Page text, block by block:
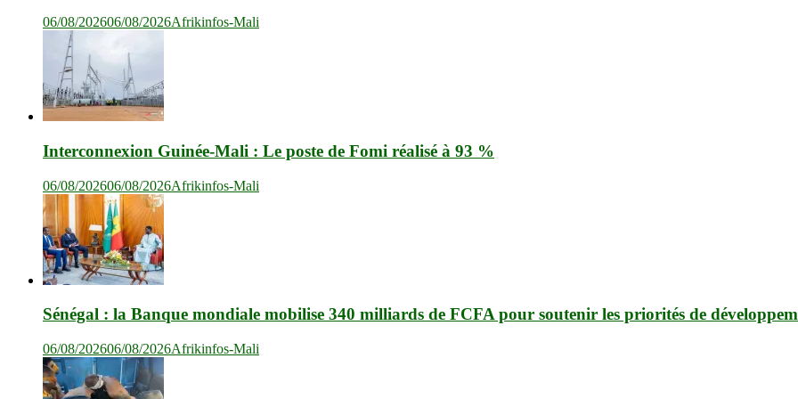
06/08/202606/08/2026Afrikinfos-Mali
Interconnexion Guinée-Mali : Le poste de Fomi réalisé à 93 %
06/08/202606/08/2026Afrikinfos-Mali
Sénégal : la Banque mondiale mobilise 340 milliards de FCFA pour soutenir les priorités de
06/08/202606/08/2026Afrikinfos-Mali